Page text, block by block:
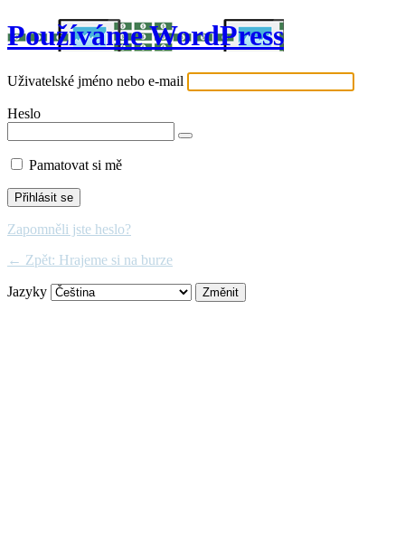
Používáme WordPress
Uživatelské jméno nebo e-mail
Heslo
Pamatovat si mě
Zapomněli jste heslo?
← Zpět: Hrajeme si na burze
Jazyky